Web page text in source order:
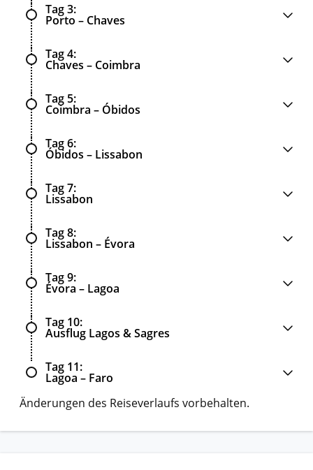
Tag 3
Porto – Chaves
Tag 4
Chaves – Coimbra
Tag 5
Coimbra – Óbidos
Tag 6
Óbidos – Lissabon
Tag 7
Lissabon
Tag 8
Lissabon – Évora
Tag 9
Évora – Lagoa
Tag 10
Ausflug Lagos & Sagres
Tag 11
Lagoa – Faro
Änderungen des Reiseverlaufs vorbehalten.